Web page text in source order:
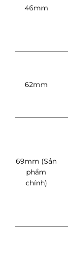
46mm
62mm
69mm (Sản
phẩm
chính)